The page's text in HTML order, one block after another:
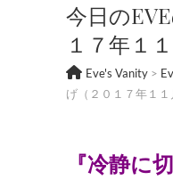
今日の
１７年１
Eve's Vanity >
げ（２０１７年１１
『冷静